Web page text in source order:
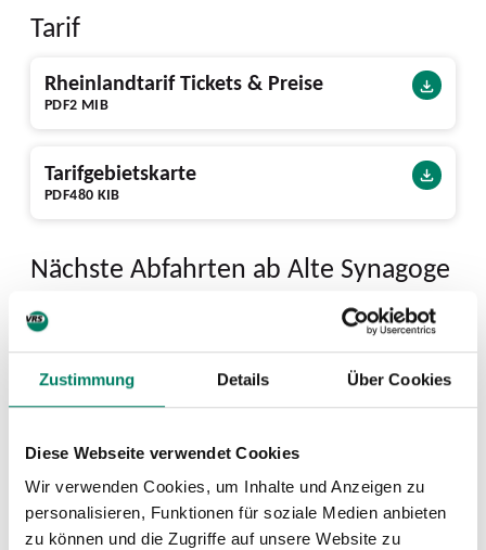
Zustimmung Details Über Cookies
Diese Webseite verwendet Cookies
Wir verwenden Cookies, um Inhalte und Anzeigen zu
personalisieren, Funktionen für soziale Medien anbieten
zu können und die Zugriffe auf unsere Website zu
Tarif
PDF2 MIB
Rheinlandtarif Tickets & Preise
PDF480 KIB
Tarifgebietskarte
Nächste Abfahrten ab Alte Synagoge